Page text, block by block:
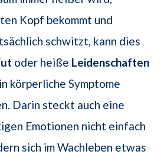
Kopf bekommt und
schwitzt, kann dies
oder heiße Leidenschaften
körperliche Symptome
Darin steckt auch eine
Emotionen nicht einfach
sich im Wachleben etwas